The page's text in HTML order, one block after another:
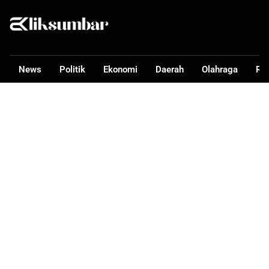
News Politik Ekonomi Daerah Olahraga